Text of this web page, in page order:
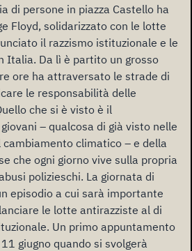
di persone in piazza Castello ha
Floyd, solidarizzato con le lotte
il razzismo istituzionale e le
Italia. Da lì è partito un grosso
ore ha attraversato le strade di
le responsabilità delle
che si è visto è il
– qualcosa di già visto nelle
climatico – e della
che ogni giorno vive sulla propria
polizieschi. La giornata di
episodio a cui sarà importante
le lotte antirazziste al di
Un primo appuntamento
giugno quando si svolgerà